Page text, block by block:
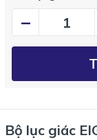
–
Bộ lục giác